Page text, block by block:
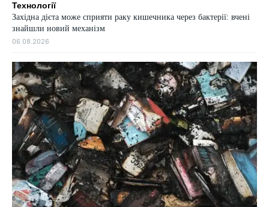
Технології
Західна дієта може сприяти раку кишечника через бактерії: вчені
знайшли новий механізм
06.08.2026